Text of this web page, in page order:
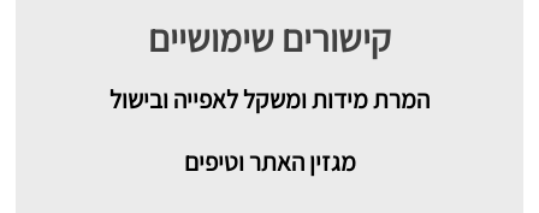
קישורים שימושיים
המרת מידות ומשקל לאפייה ובישול
מגזין האתר וטיפים